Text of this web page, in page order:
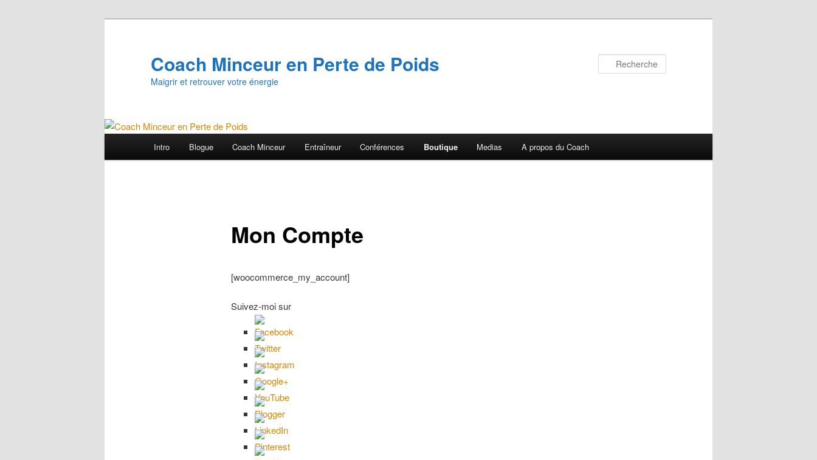
Coach Minceur en Perte de Poids
Maigrir et retrouver votre énergie
Intro Blogue Coach Minceur Entraîneur Conférences Boutique Medias A propos du Coach
Mon Compte
[woocommerce_my_account]
Suivez-moi sur